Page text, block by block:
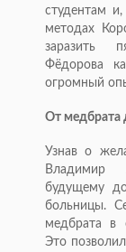
студентам и,
методах
заразить
Фёдорова
огромный
От медбрата
Узнав о
Владимир
будущему
больницы.
медбрата в
Это